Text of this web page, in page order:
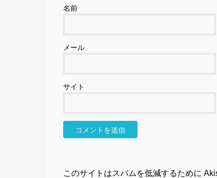
名前
メール
サイト
このサイトはスパムを低減するために